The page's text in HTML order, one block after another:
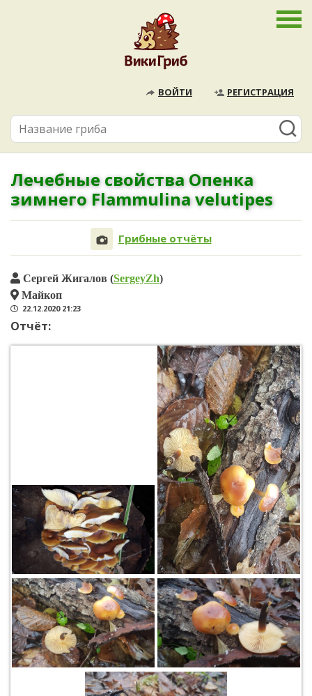
ВОЙТИ РЕГИСТРАЦИЯ
Лечебные свойства Опенка
зимнего Flammulina velutipes
Грибные отчёты
Сергей Жигалов (SergeyZh)
Майкоп
22.12.2020 21:23
Отчёт: